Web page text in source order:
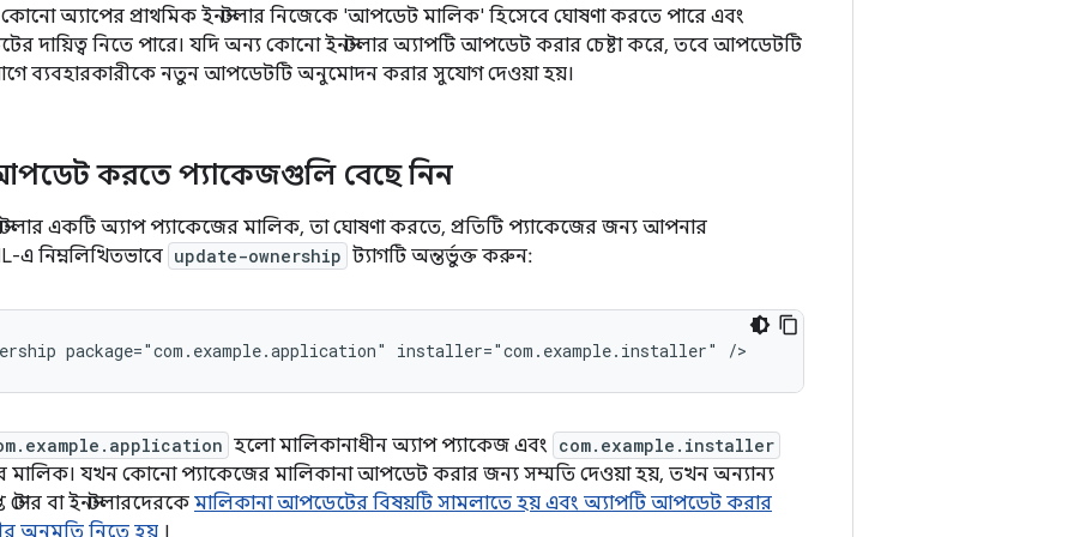
কোনো অ্যাপের প্রাথমিক ইনস্টলার নিজেকে 'আপডেট মালিক' হিসেবে ঘোষণা করতে পারে এবং
দায়িত্ব নিতে পারে। যদি অন্য কোনো ইনস্টলার অ্যাপটি আপডেট করার চেষ্টা করে, তবে আপডেটটি
ব্যবহারকারীকে নতুন আপডেটটি অনুমোদন করার সুযোগ দেওয়া হয়।
করতে প্যাকেজগুলি বেছে নিন
একটি অ্যাপ প্যাকেজের মালিক, তা ঘোষণা করতে, প্রতিটি প্যাকেজের জন্য আপনার
এ নিম্নলিখিতভাবে update-ownership ট্যাগটি অন্তর্ভুক্ত করুন:
package="com.example.application" installer="com.example.installer"
হলো মালিকানাধীন অ্যাপ প্যাকেজ এবং com.example.installer
মালিক। যখন কোনো প্যাকেজের মালিকানা আপডেট করার জন্য সম্মতি দেওয়া হয়, তখন অন্যান্য
স্টোর বা ইনস্টলারদেরকে মালিকানা আপডেটের বিষয়টি সামলাতে হয় এবং অ্যাপটি আপডেট করার
অনুমতি নিতে হয় ।